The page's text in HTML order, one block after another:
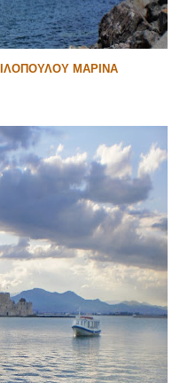
ΜΑΡΙΝΑ